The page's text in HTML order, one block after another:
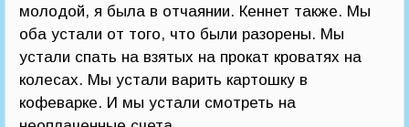
молодой, я была в отчаянии. Кеннет также. Мы
оба устали от того, что были разорены. Мы
устали спать на взятых на прокат кроватях на
колесах. Мы устали варить картошку в
кофеварке. И мы устали смотреть на